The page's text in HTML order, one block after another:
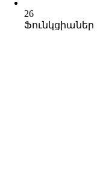
26
Ֆունկցիաներ